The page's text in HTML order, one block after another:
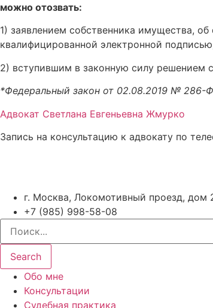
можно отозвать:
1) заявлением собственника имущества,
квалифицированной электронной
2) вступившим в законную силу решением
*Федеральный закон от 02.08.2019 № 286-
Адвокат Светлана Евгеньевна Жмурко
Запись на консультацию к адвокату по
г. Москва, Локомотивный проезд, дом
+7 (985) 998-58-08
Search
Обо мне
Консультации
Судебная практика